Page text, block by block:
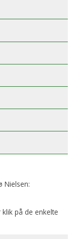
Nielsen:
på de enkelte